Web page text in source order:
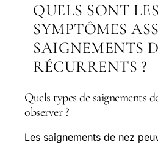
QUELS SONT LES
SYMPTÔMES
SAIGNEMENTS
RÉCURRENTS ?
Quels types de saignements
observer ?
Les saignements de nez